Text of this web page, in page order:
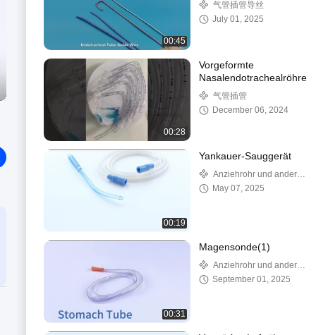
00:45
气管插管导丝
July 01, 2025
00:28
Vorgeformte
Nasalendotrachealröhre
气管插管
December 06, 2024
00:19
Yankauer-Sauggerät
Anziehrohr und andere
Leitungen
May 07, 2025
00:31
Magensonde(1)
Anziehrohr und andere
Leitungen
September 01, 2025